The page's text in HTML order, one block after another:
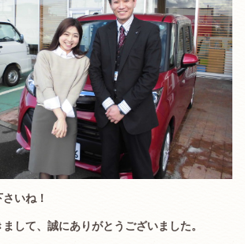
いね！
して、誠にありがとうございました。